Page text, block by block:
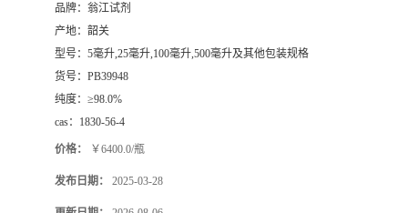
品牌： 翁江试剂
产地： 韶关
型号： 5毫升,25毫升,100毫升,500毫升及其他包装规格
货号： PB39948
纯度： ≥98.0%
cas： 1830-56-4
价格： ￥6400.0/瓶
发布日期： 2025-03-28